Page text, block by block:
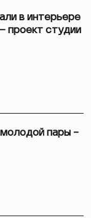
в интерьере
проект студии
пары –